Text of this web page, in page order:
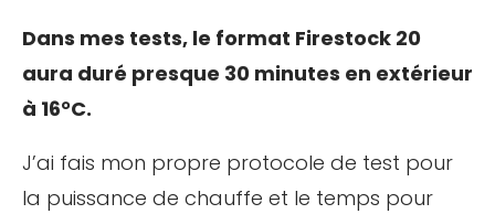
Dans mes tests, le format Firestock 20
aura duré presque 30 minutes en extérieur
à 16°C.
J’ai fais mon propre protocole de test pour
la puissance de chauffe et le temps pour